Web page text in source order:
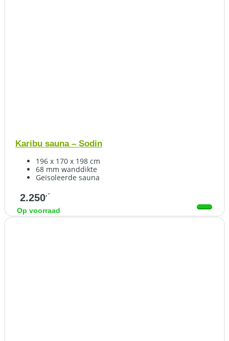
Karibu sauna – Sodin
196 x 170 x 198 cm
68 mm wanddikte
Geïsoleerde sauna
2.250,-
Op voorraad